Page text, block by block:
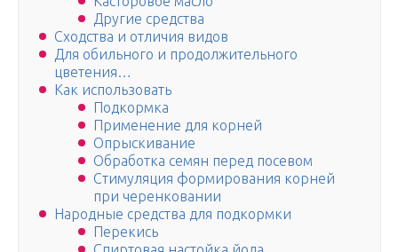
Другие средства
Сходства и отличия видов
Для обильного и продолжительного
цветения…
Как использовать
Подкормка
Применение для корней
Опрыскивание
Обработка семян перед посевом
Стимуляция формирования корней
при черенковании
Народные средства для подкормки
Перекись